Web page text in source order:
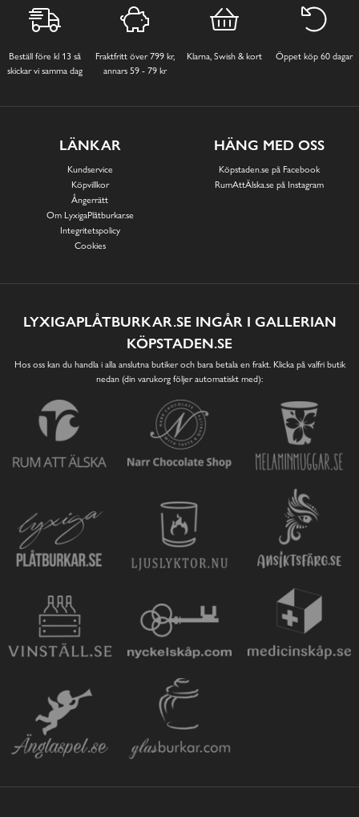
Beställ före kl 13 så
skickar vi samma dag
Fraktfritt över 799 kr,
annars 59 - 79 kr
Klarna, Swish & kort Öppet köp 60 dagar
LÄNKAR
Kundservice
Köpvillkor
Ångerrätt
Om LyxigaPlåtburkar.se
Integritetspolicy
Cookies
HÄNG MED OSS
Köpstaden.se på Facebook
RumAttÄlska.se på Instagram
LYXIGAPLÅTBURKAR.SE INGÅR I GALLERIAN
KÖPSTADEN.SE
Hos oss kan du handla i alla anslutna butiker och bara betala en frakt. Klicka på valfri butik
nedan (din varukorg följer automatiskt med):